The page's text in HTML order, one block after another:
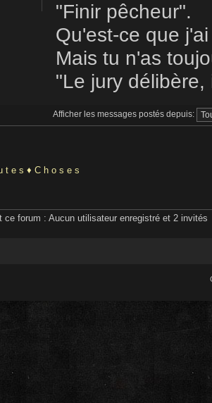
"Finir pêcheur".
Qu'est-ce que
Mais tu n'as
"Le jury
Afficher les messages postés depuis:
t e s ♦ C h o s e s
ce forum : Aucun utilisateur enregistré et 2 invités